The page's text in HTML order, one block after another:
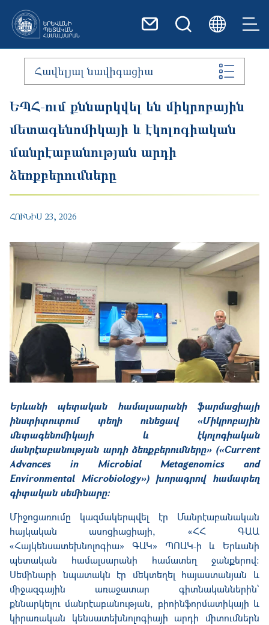
Հավելյալ նավիգացիա
ԵՊՀ-ում քննարկվել են միկրոբային
մետագենոմիկայի և էկոլոգիական
մանրէաբանության արդի
ձեռքբերումները
ՀՈՒՆԻՍ 23, 2026
Երևանի պետական համալսարանի ֆարմացիայի
ինստիտուտում տեղի ունեցավ «Միկրոբային
մետագենոմիկայի և էկոլոգիական
մանրէաբանության արդի ձեռքբերումները» («Current
Advances in Microbial Metagenomics and
Environmental Microbiology») խորագրով համատեղ
գիտական սեմինարը:
Միջոցառումը կազմակերպվել էր Մանրէաբանական
հայկական ասոցիացիայի, «ՀՀ ԳԱԱ
«Հայկենսատեխնոլոգիա» ԳԱԿ» ՊՈԱԿ-ի և Երևանի
պետական համալսարանի համատեղ ջանքերով:
Սեմինարի նպատակն էր մեկտեղել հայաստանյան և
միջազգային առաջատար գիտնականներին՝
քննարկելու մանրէաբանության, բիոինֆորմատիկայի և
կիրառական կենսատեխնոլոգիայի արդի միտումներն